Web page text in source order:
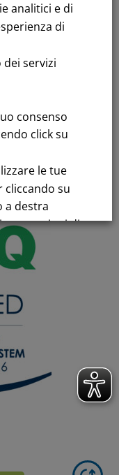
14
analitici e di
di
servizi
consenso
click su
le tue
cliccando su
a destra
di
navigazione
di
la
cookie